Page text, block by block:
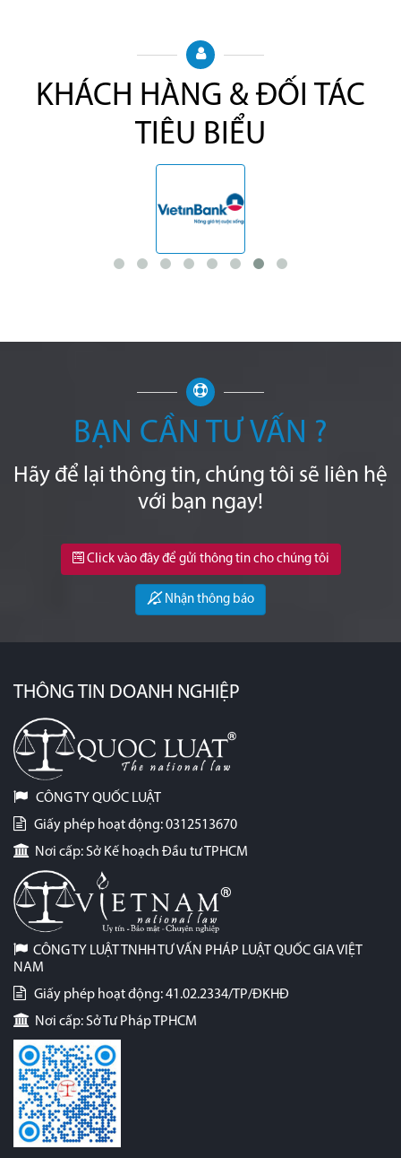
KHÁCH HÀNG & ĐỐI TÁC
TIÊU BIỂU
BẠN CẦN TƯ VẤN ?
Hãy để lại thông tin, chúng tôi sẽ liên hệ
với bạn ngay!
Click vào đây để gửi thông tin cho chúng tôi
Nhận thông báo
THÔNG TIN DOANH NGHIỆP
CÔNG TY QUỐC LUẬT
Giấy phép hoạt động: 0312513670
Nơi cấp: Sở Kế hoạch Đầu tư TPHCM
CÔNG TY LUẬT TNHH TƯ VẤN PHÁP LUẬT QUỐC GIA VIỆT
NAM
Giấy phép hoạt động: 41.02.2334/TP/ĐKHĐ
Nơi cấp: Sở Tư Pháp TPHCM